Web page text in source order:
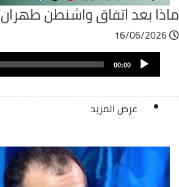
بعد اتفاق واشنطن طهران؟
16/06/2026
ملفAudio
Player
00:00
عرض المزيد